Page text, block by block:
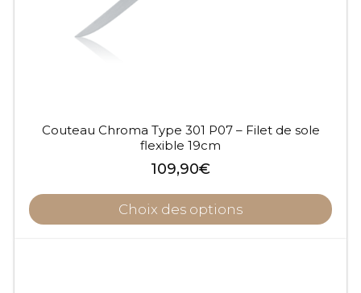
Couteau Chroma Type 301 P07 – Filet de sole
flexible 19cm
109,90€
Choix des options